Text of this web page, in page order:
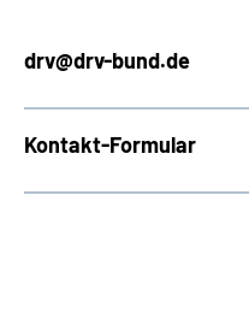
drv@drv-bund.de
Kontakt-Formular